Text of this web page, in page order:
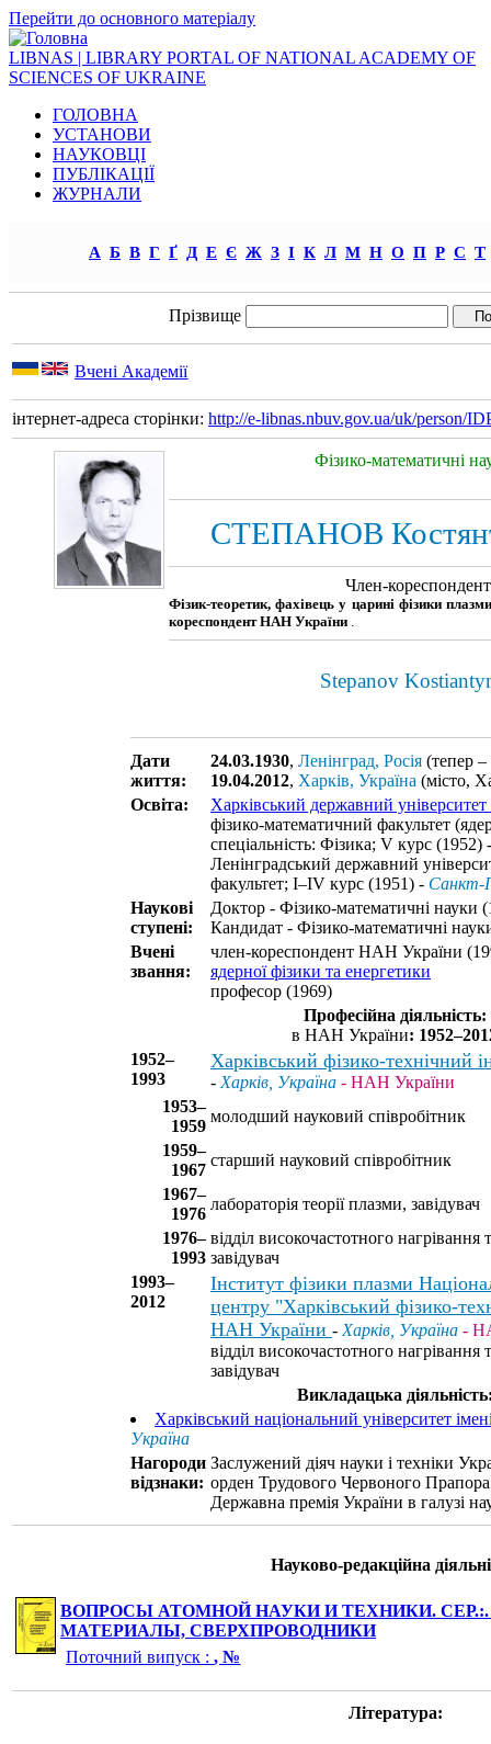
Перейти до основного матеріалу
LIBNAS | LIBRARY PORTAL OF NATIONAL ACADEMY OF
SCIENCES OF UKRAINE
ГОЛОВНА
УСТАНОВИ
НАУКОВЦІ
ПУБЛІКАЦІЇ
ЖУРНАЛИ
А Б В Г Ґ Д Е Є Ж З І К Л М Н О П Р С Т
Прізвище
Вчені Академії
інтернет-адреса сторінки: http://e-libnas.nbuv.gov.ua/uk/person/
Фізико-математичні
СТЕПАНОВ
Член-
Фізик-теоретик, фахівець у царині фізики
кореспондент НАН України
Stepanov
Дати
життя:
24.03.1930, Ленінград, Росія (тепер
19.04.2012, Харків, Україна (місто,
Освіта:
Харківський державний
фізико-математичний факультет
спеціальність: Фізика; V курс (1952) -
Ленінградський державний
факультет; I–IV курс (1951) - Санкт-
Наукові
ступені:
Доктор - Фізико-математичні науки
Кандидат - Фізико-математичні
Вчені
звання:
член-кореспондент НАН України
ядерної фізики та енергетики
професор (1969)
Професійна діяльність:
в НАН України:
1952–
1993
Харківський фізико-технічний
- Харків, Україна - НАН України
1953–
1959
молодший науковий співробітник
1959–
1967
старший науковий співробітник
1967–
1976
лабораторія теорії плазми, завідувач
1976–
1993
відділ високочастотного нагрівання
завідувач
1993–
2012
Інститут фізики плазми
центру "Харківський фізико-
НАН України - Харків, Україна -
відділ високочастотного нагрівання
завідувач
Викладацька
Харківський національний університет
Україна
Нагороди
відзнаки:
Заслужений діяч науки і техніки
орден Трудового Червоного
Державна премія України в галузі
Науково-редакційна
ВОПРОСЫ АТОМНОЙ НАУКИ И ТЕХНИКИ.
МАТЕРИАЛЫ, СВЕРХПРОВОДНИКИ
Поточний випуск :, №
Література: